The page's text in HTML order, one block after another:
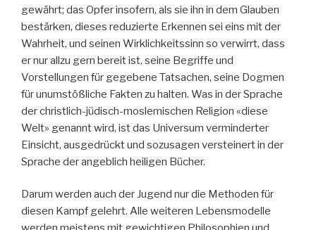
gewährt; das Opfer insofern, als sie ihn in dem Glauben
bestärken, dieses reduzierte Erkennen sei eins mit der
Wahrheit, und seinen Wirklichkeitssinn so verwirrt, dass
er nur allzu gern bereit ist, seine Begriffe und
Vorstellungen für gegebene Tatsachen, seine Dogmen
für unumstößliche Fakten zu halten. Was in der Sprache
der christlich-jüdisch-moslemischen Religion «diese
Welt» genannt wird, ist das Universum verminderter
Einsicht, ausgedrückt und sozusagen versteinert in der
Sprache der angeblich heiligen Bücher.
Darum werden auch der Jugend nur die Methoden für
diesen Kampf gelehrt. Alle weiteren Lebensmodelle